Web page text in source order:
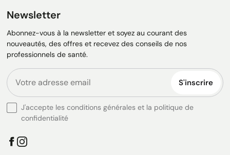
Newsletter
Abonnez-vous à la newsletter et soyez au courant des
nouveautés, des offres et recevez des conseils de nos
professionnels de santé.
S'inscrire
J'accepte les conditions générales et la politique de
confidentialité